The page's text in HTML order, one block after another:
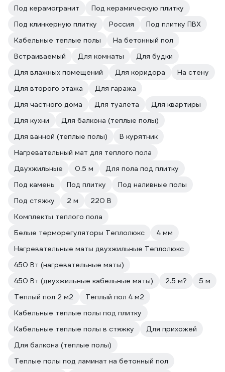
Под керамогранит
Под керамическую плитку
Под клинкерную плитку
Россия
Под плитку ПВХ
Кабельные теплые полы
На бетонный пол
Встраиваемый
Для комнаты
Для будки
Для влажных помещений
Для коридора
На стену
Для второго этажа
Для гаража
Для частного дома
Для туалета
Для квартиры
Для кухни
Для балкона (теплые полы)
Для ванной (теплые полы)
В курятник
Нагревательный мат для теплого пола
Двухжильные
0.5 м
Для пола под плитку
Под камень
Под плитку
Под наливные полы
Под стяжку
2 м
220 В
Комплекты теплого пола
Белые терморегуляторы Теплолюкс
4 мм
Нагревательные маты двухжильные Теплолюкс
450 Вт (нагревательные маты)
450 Вт (двухжильные кабельные маты)
2.5 м?
5 м
Теплый пол 2 м2
Теплый пол 4 м2
Кабельные теплые полы под плитку
Кабельные теплые полы в стяжку
Для прихожей
Для балкона (теплые полы)
Теплые полы под ламинат на бетонный пол